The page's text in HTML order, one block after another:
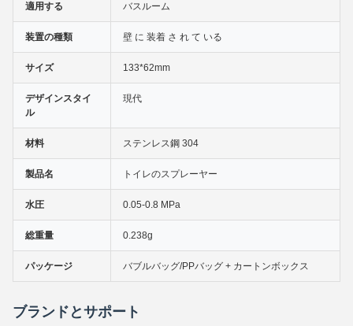
適用する バスルーム
装置の種類 壁 に 装着 さ れ て いる
サイズ 133*62mm
デザインスタイ
ル
現代
材料 ステンレス鋼 304
製品名 トイレのスプレーヤー
水圧 0.05-0.8 MPa
総重量 0.238g
パッケージ バブルバッグ/PPバッグ + カートンボックス
ブランドとサポート